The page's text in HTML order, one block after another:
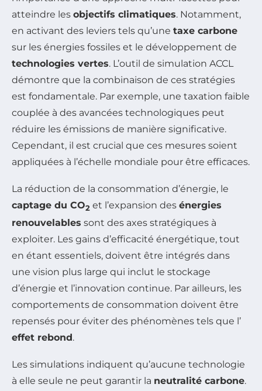
atteindre les objectifs climatiques. Notamment,
en activant des leviers tels qu’une taxe carbone
sur les énergies fossiles et le développement de
technologies vertes. L’outil de simulation ACCL
démontre que la combinaison de ces stratégies
est fondamentale. Par exemple, une taxation faible
couplée à des avancées technologiques peut
réduire les émissions de manière significative.
Cependant, il est crucial que ces mesures soient
appliquées à l’échelle mondiale pour être efficaces.
La réduction de la consommation d’énergie, le
captage du CO2 et l’expansion des énergies
renouvelables sont des axes stratégiques à
exploiter. Les gains d’efficacité énergétique, tout
en étant essentiels, doivent être intégrés dans
une vision plus large qui inclut le stockage
d’énergie et l’innovation continue. Par ailleurs, les
comportements de consommation doivent être
repensés pour éviter des phénomènes tels que l’
effet rebond.
Les simulations indiquent qu’aucune technologie
à elle seule ne peut garantir la neutralité carbone.